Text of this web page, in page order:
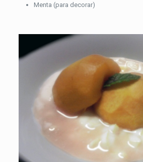
Menta (para decorar)